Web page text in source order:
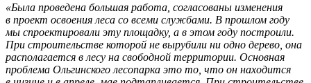
«Была проведена большая работа, согласованы изменения
в проект освоения леса со всеми службами. В прошлом году
мы спроектировали эту площадку, а в этом году построили.
При строительстве которой не вырубили ни одно дерево, она
располагается в лесу на свободной территории. Основная
проблема Ольгинского лесопарка это то, что он находится